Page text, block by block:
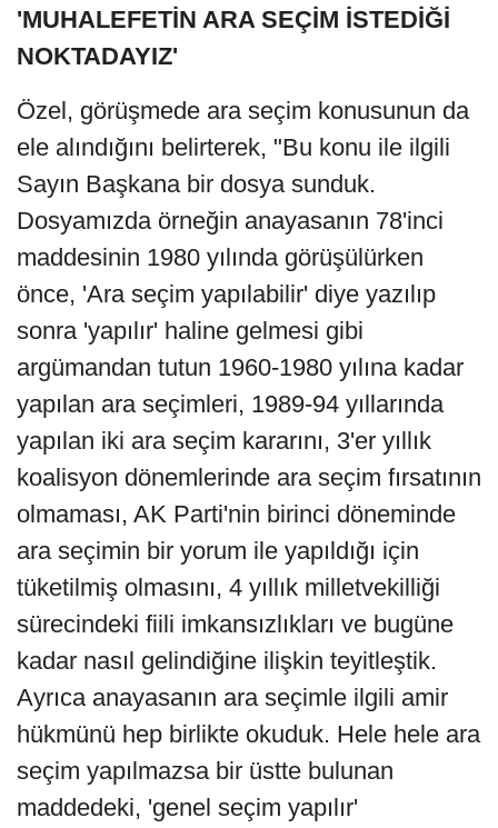
'MUHALEFETİN ARA SEÇİM İSTEDİĞİ
NOKTADAYIZ'
Özel, görüşmede ara seçim konusunun da
ele alındığını belirterek, "Bu konu ile ilgili
Sayın Başkana bir dosya sunduk.
Dosyamızda örneğin anayasanın 78'inci
maddesinin 1980 yılında görüşülürken
önce, 'Ara seçim yapılabilir' diye yazılıp
sonra 'yapılır' haline gelmesi gibi
argümandan tutun 1960-1980 yılına kadar
yapılan ara seçimleri, 1989-94 yıllarında
yapılan iki ara seçim kararını, 3'er yıllık
koalisyon dönemlerinde ara seçim fırsatının
olmaması, AK Parti'nin birinci döneminde
ara seçimin bir yorum ile yapıldığı için
tüketilmiş olmasını, 4 yıllık milletvekilliği
sürecindeki fiili imkansızlıkları ve bugüne
kadar nasıl gelindiğine ilişkin teyitleştik.
Ayrıca anayasanın ara seçimle ilgili amir
hükmünü hep birlikte okuduk. Hele hele ara
seçim yapılmazsa bir üstte bulunan
maddedeki, 'genel seçim yapılır'